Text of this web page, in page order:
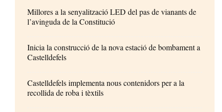
Millores a la senyalització LED del pas de vianants de
l’avinguda de la Constitució
Inicia la construcció de la nova estació de bombament a
Castelldefels
Castelldefels implementa nous contenidors per a la
recollida de roba i tèxtils